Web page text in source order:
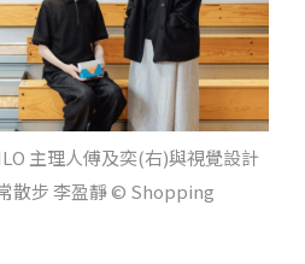
主理人傅及奕(右)與視覺設計
散步 李盈靜 © Shopping